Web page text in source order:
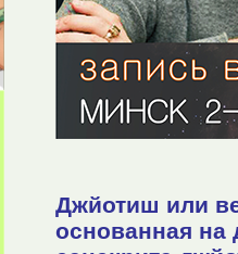
Джйотиш или
основанная на